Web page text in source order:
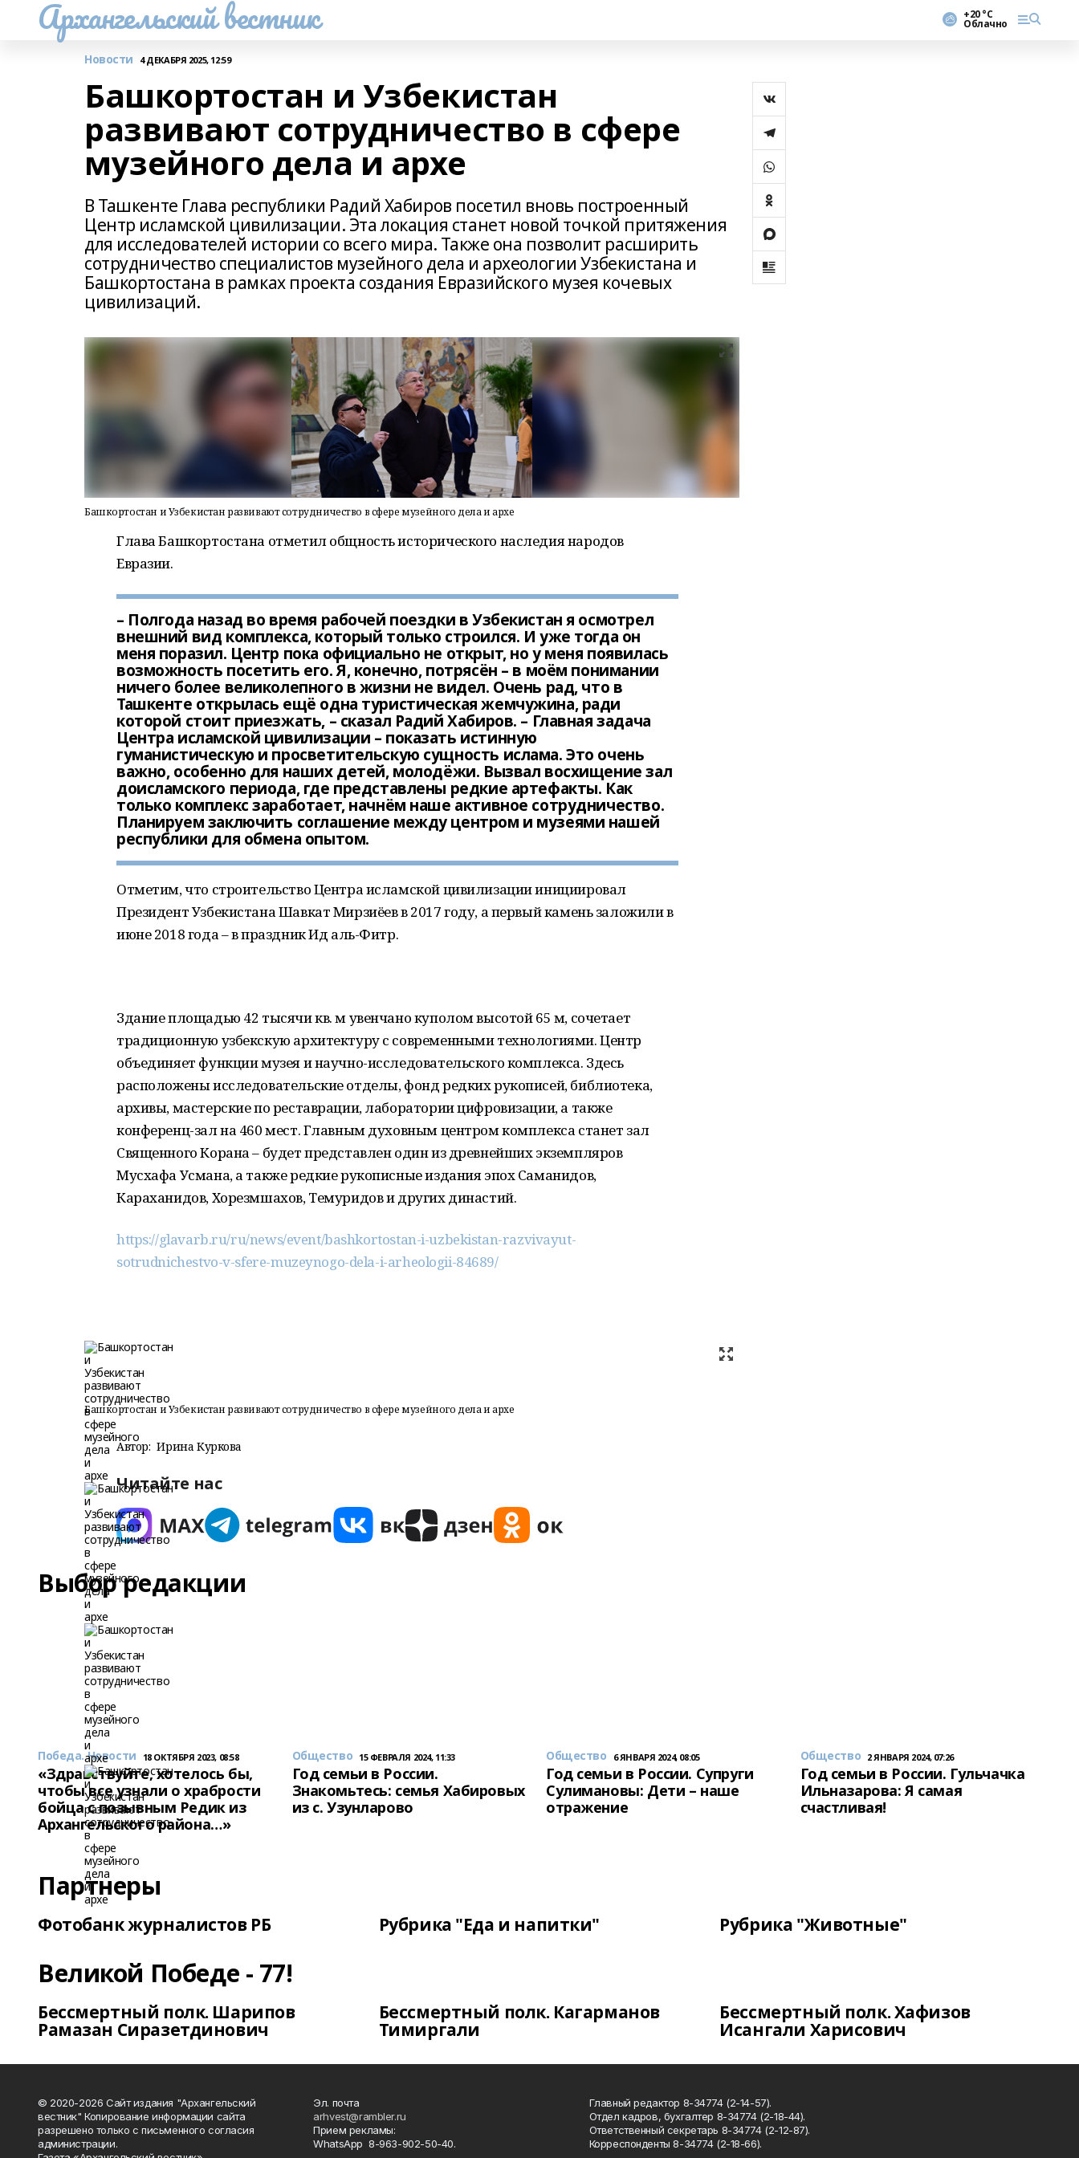
Архангельский вестник +20 °С
Облачно
Новости 4 ДЕКАБРЯ 2025, 12:59
Башкортостан и Узбекистан
развивают сотрудничество в сфере
музейного дела и архе
В Ташкенте Глава республики Радий Хабиров посетил вновь построенный
Центр исламской цивилизации. Эта локация станет новой точкой притяжения
для исследователей истории со всего мира. Также она позволит расширить
сотрудничество специалистов музейного дела и археологии Узбекистана и
Башкортостана в рамках проекта создания Евразийского музея кочевых
цивилизаций.
Башкортостан и Узбекистан развивают сотрудничество в сфере музейного дела и архе
Глава Башкортостана отметил общность исторического наследия народов
Евразии.
– Полгода назад во время рабочей поездки в Узбекистан я осмотрел
внешний вид комплекса, который только строился. И уже тогда он
меня поразил. Центр пока официально не открыт, но у меня появилась
возможность посетить его. Я, конечно, потрясён – в моём понимании
ничего более великолепного в жизни не видел. Очень рад, что в
Ташкенте открылась ещё одна туристическая жемчужина, ради
которой стоит приезжать, – сказал Радий Хабиров. – Главная задача
Центра исламской цивилизации – показать истинную
гуманистическую и просветительскую сущность ислама. Это очень
важно, особенно для наших детей, молодёжи. Вызвал восхищение зал
доисламского периода, где представлены редкие артефакты. Как
только комплекс заработает, начнём наше активное сотрудничество.
Планируем заключить соглашение между центром и музеями нашей
республики для обмена опытом.
Отметим, что строительство Центра исламской цивилизации инициировал
Президент Узбекистана Шавкат Мирзиёев в 2017 году, а первый камень заложили в
июне 2018 года – в праздник Ид аль-Фитр.
Здание площадью 42 тысячи кв. м увенчано куполом высотой 65 м, сочетает
традиционную узбекскую архитектуру с современными технологиями. Центр
объединяет функции музея и научно-исследовательского комплекса. Здесь
расположены исследовательские отделы, фонд редких рукописей, библиотека,
архивы, мастерские по реставрации, лаборатории цифровизации, а также
конференц-зал на 460 мест. Главным духовным центром комплекса станет зал
Священного Корана – будет представлен один из древнейших экземпляров
Мусхафа Усмана, а также редкие рукописные издания эпох Саманидов,
Караханидов, Хорезмшахов, Темуридов и других династий.
https://glavarb.ru/ru/news/event/bashkortostan-i-uzbekistan-razvivayut-
sotrudnichestvo-v-sfere-muzeynogo-dela-i-arheologii-84689/
Башкортостан и Узбекистан развивают сотрудничество в сфере музейного дела и архе
Автор: Ирина Куркова
Читайте нас
Выбор редакции
Победа. Новости 18 ОКТЯБРЯ 2023, 08:58
«Здравствуйте, хотелось бы,
чтобы все узнали о храбрости
бойца с позывным Редик из
Архангельского района…»
Общество 15 ФЕВРАЛЯ 2024, 11:33
Год семьи в России.
Знакомьтесь: семья Хабировых
из с. Узунларово
Общество 6 ЯНВАРЯ 2024, 08:05
Год семьи в России. Супруги
Сулимановы: Дети – наше
отражение
Общество 2 ЯНВАРЯ 2024, 07:26
Год семьи в России. Гульчачка
Ильназарова: Я самая
счастливая!
Партнеры
Фотобанк журналистов РБ Рубрика "Еда и напитки" Рубрика "Животные"
Великой Победе - 77!
Бессмертный полк. Шарипов
Рамазан Сиразетдинович
Бессмертный полк. Кагарманов
Тимиргали
Бессмертный полк. Хафизов
Исангали Харисович
© 2020-2026 Сайт издания "Архангельский
вестник" Копирование информации сайта
разрешено только с письменного согласия
администрации.
Эл. почта
arhvest@rambler.ru
Прием рекламы:
WhatsApp 8-963-902-50-40.
Главный редактор 8-34774 (2-14-57).
Отдел кадров, бухгалтер 8-34774 (2-18-44).
Ответственный секретарь 8-34774 (2-12-87).
Корреспонденты 8-34774 (2-18-66).